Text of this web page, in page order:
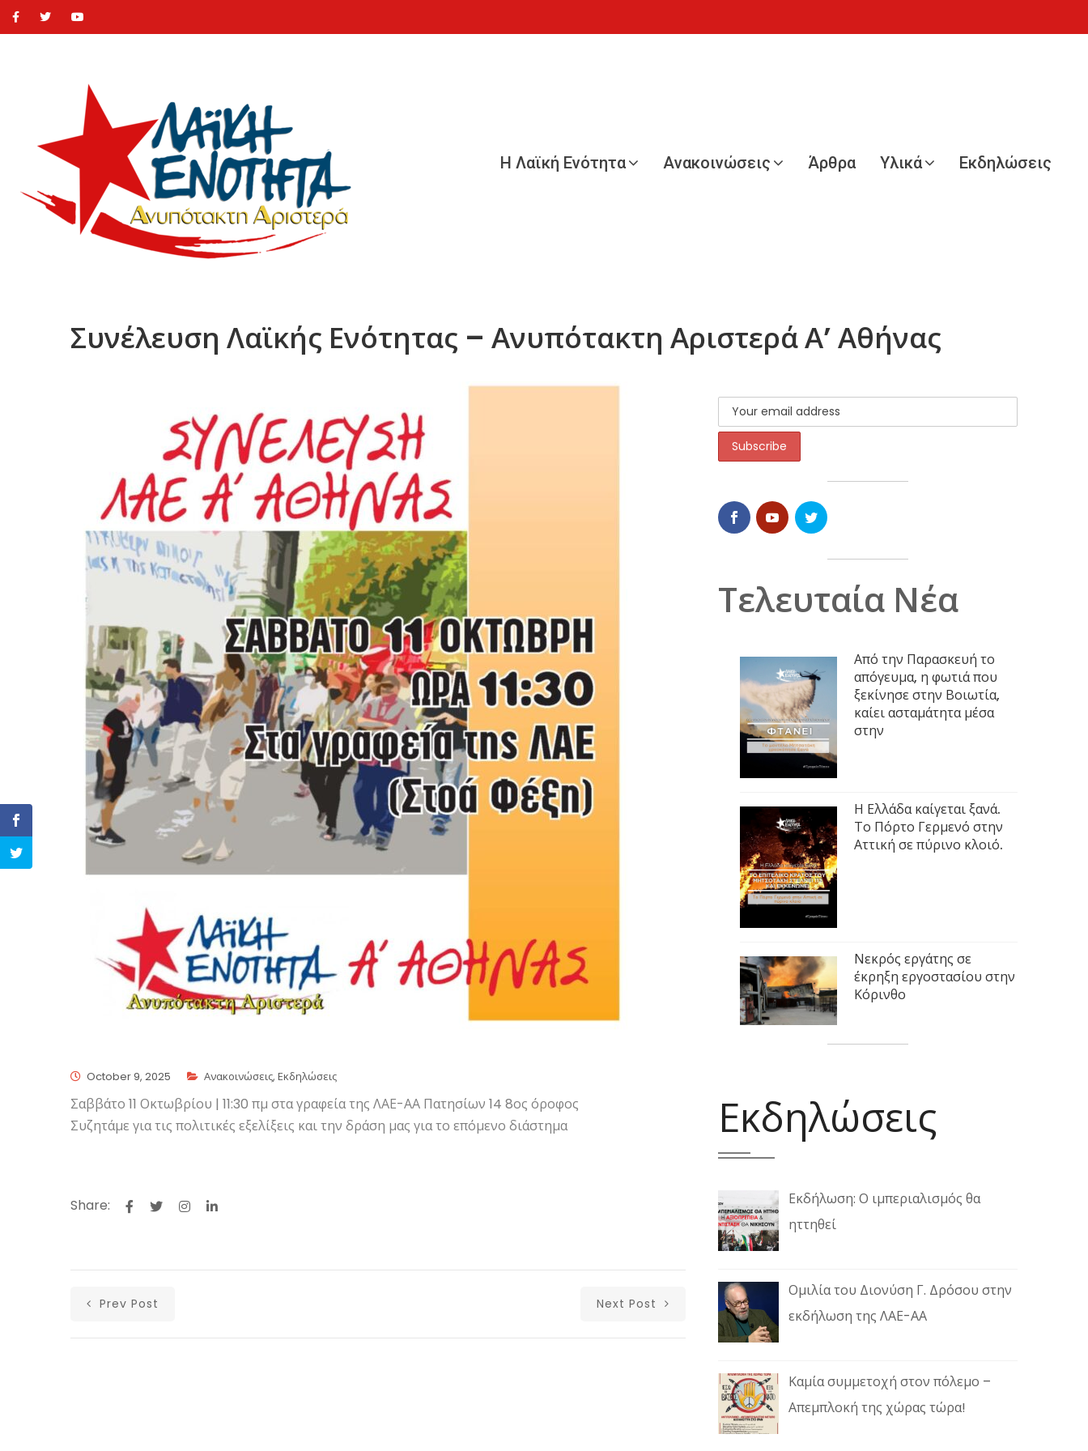
Η Λαϊκή Ενότητα Ανακοινώσεις Άρθρα Υλικά Εκδηλώσεις
Συνέλευση Λαϊκής Ενότητας – Ανυπότακτη Αριστερά Α’ Αθήνας
October 9, 2025 Ανακοινώσεις, Εκδηλώσεις
Σαββάτο 11 Οκτωβρίου | 11:30 πμ στα γραφεία της ΛΑΕ-ΑΑ Πατησίων 14 8ος όροφος
Συζητάμε για τις πολιτικές εξελίξεις και την δράση μας για το επόμενο διάστημα
Share:
Prev Post Next Post
Τελευταία Νέα
Από την Παρασκευή το
απόγευμα, η φωτιά που
ξεκίνησε στην Βοιωτία,
καίει ασταμάτητα μέσα
στην
Η Ελλάδα καίγεται ξανά.
Το Πόρτο Γερμενό στην
Αττική σε πύρινο κλοιό.
Νεκρός εργάτης σε
έκρηξη εργοστασίου στην
Κόρινθο
Εκδηλώσεις
Εκδήλωση: Ο ιμπεριαλισμός θα
ηττηθεί
Ομιλία του Διονύση Γ. Δρόσου στην
εκδήλωση της ΛΑΕ-ΑΑ
Καμία συμμετοχή στον πόλεμο –
Απεμπλοκή της χώρας τώρα!